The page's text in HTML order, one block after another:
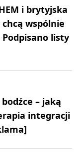
i brytyjska
wspólnie
listy
– jaką
integracji